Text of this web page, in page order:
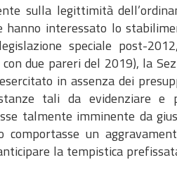
sulla legittimità
hanno interessato lo
speciale post-
due pareri del 2019), la
in assenza dei
tali da evidenziare e
talmente imminente da
un
la tempistica